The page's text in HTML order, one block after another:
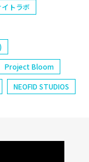
トラボ
Project Bloom
NEOFID STUDIOS